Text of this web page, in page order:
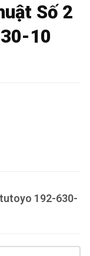
Số 2
10
192-630-